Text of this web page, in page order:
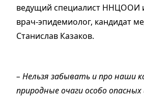
ведущий специалист ННЦООИ
врач-эпидемиолог, кандидат
Станислав Казаков.
– Нельзя забывать и про наши
природные очаги особо